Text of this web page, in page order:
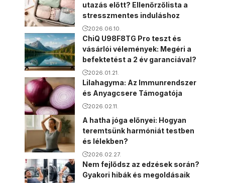
utazás előtt? Ellenőrzőlista a
stresszmentes induláshoz
2026.06.10.
ChiQ U98F8TG Pro teszt és
vásárlói vélemények: Megéri a
befektetést a 2 év garanciával?
2026.01.21.
Lilahagyma: Az Immunrendszer
és Anyagcsere Támogatója
2026.02.11.
A hatha jóga előnyei: Hogyan
teremtsünk harmóniát testben
és lélekben?
2026.02.27.
Nem fejlődsz az edzések során?
Gyakori hibák és megoldásaik